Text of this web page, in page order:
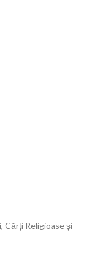
Cărți Religioase și